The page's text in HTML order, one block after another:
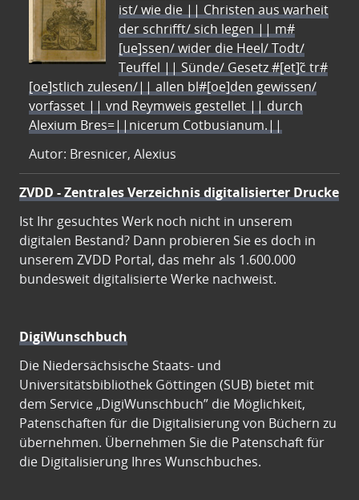
ist/ wie die || Christen aus warheit
der schrifft/ sich legen || m#
[ue]ssen/ wider die Heel/ Todt/
Teuffel || Sünde/ Gesetz #[et]c̃ tr#
[oe]stlich zulesen/|| allen bl#[oe]den gewissen/
vorfasset || vnd Reymweis gestellet || durch
Alexium Bres=||nicerum Cotbusianum.||
Autor: Bresnicer, Alexius
ZVDD - Zentrales Verzeichnis digitalisierter Drucke
Ist Ihr gesuchtes Werk noch nicht in unserem
digitalen Bestand? Dann probieren Sie es doch in
unserem ZVDD Portal, das mehr als 1.600.000
bundesweit digitalisierte Werke nachweist.
DigiWunschbuch
Die Niedersächsische Staats- und
Universitätsbibliothek Göttingen (SUB) bietet mit
dem Service „DigiWunschbuch” die Möglichkeit,
Patenschaften für die Digitalisierung von Büchern zu
übernehmen. Übernehmen Sie die Patenschaft für
die Digitalisierung Ihres Wunschbuches.